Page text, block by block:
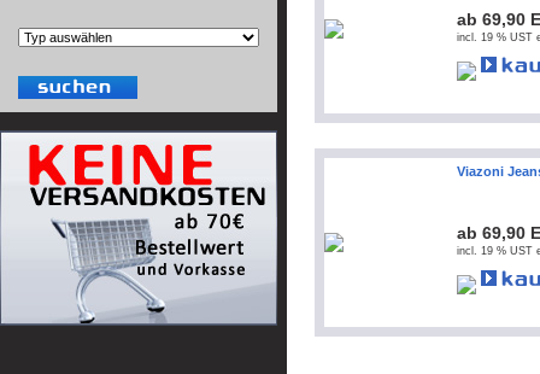
ab 69,90
incl. 19 % UST
Viazoni
ab 69,90
incl. 19 % UST